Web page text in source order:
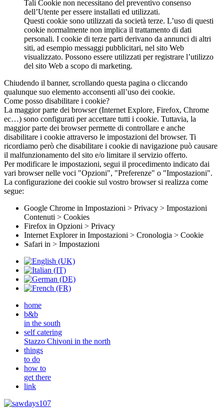
Tali Cookie non necessitano del preventivo consenso
dell’Utente per essere installati ed utilizzati.
Questi cookie sono utilizzati da società terze. L’uso di questi
cookie normalmente non implica il trattamento di dati
personali. I cookie di terze parti derivano da annunci di altri
siti, ad esempio messaggi pubblicitari, nel sito Web
visualizzato. Possono essere utilizzati per registrare l’utilizzo
del sito Web a scopo di marketing.
Chiudendo il banner, scrollando questa pagina o cliccando
qualunque suo elemento acconsenti all’uso dei cookie.
Come posso disabilitare i cookie?
La maggior parte dei browser (Internet Explore, Firefox, Chrome
ec…) sono configurati per accettare tutti i cookie. Tuttavia, la
maggior parte dei browser permette di controllare e anche
disabilitare i cookie attraverso le impostazioni del browser. Ti
ricordiamo però che disabilitare i cookie di navigazione può causare
il malfunzionamento del sito e/o limitare il servizio offerto.
Per modificare le impostazioni, segui il procedimento indicato dai
vari browser nelle voci "Opzioni", "Preferenze" o "Impostazioni".
La configurazione dei cookie sul vostro browser si realizza come
segue:
Google Chrome in Impostazioni > Privacy > Impostazioni
Contenuti > Cookies
Firefox in Opzioni > Privacy
Internet Explorer in Impostazioni > Cronologia > Cookie
Safari in > Impostazioni
home
b&b
in the south
self catering
Stazzo Chivoni in the north
things
to do
how to
get there
link